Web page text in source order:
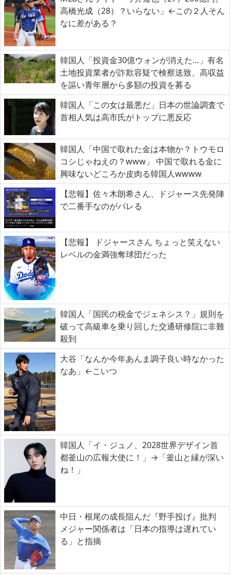
高橋光成（28）？いらない」←この２人そん
なに差がある？
韓国人「投資金30億ウォンが消えた…」有名
土地投資業者が詐欺容疑で検察送致、高収益
を謳い青年層から多額の投資を募る
韓国人「この女は最悪だ」日本の世論調査で
首相人気は高市氏がトップに悪反応
韓国人「中国で取れた金は本物か？トウモロ
コシじゃねえの？www」 中国で取れる金に
興味ないどころか皮肉る韓国人wwww
【悲報】佐々木朗希さん、ドジャース先発陣
で二番手なのがバレる
【悲報】 ドジャースさん ちょっと笑えない
レベルの金満強奪球団だった
韓国人「国民の税金でジェネシス？」規則を
破って高級車を乗り回した交通研修院に非難
殺到
大谷「なんか今年あんま調子良い時なかった
なあ」←こいつ
韓国人「イ・ジュノ、2028世界デザイン首
都釜山の広報大使に！」→「釜山と縁が深い
ね！」
中日・根尾の成長阻んだ『野手投げ』批判
メジャー関係者は「日本の指導は遅れてい
る」と指摘